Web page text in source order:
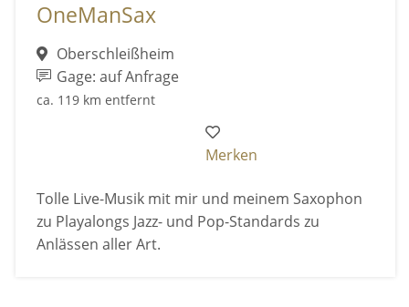
OneManSax
Oberschleißheim
Gage: auf Anfrage
ca. 119 km entfernt
Merken
Tolle Live-Musik mit mir und meinem Saxophon
zu Playalongs Jazz- und Pop-Standards zu
Anlässen aller Art.